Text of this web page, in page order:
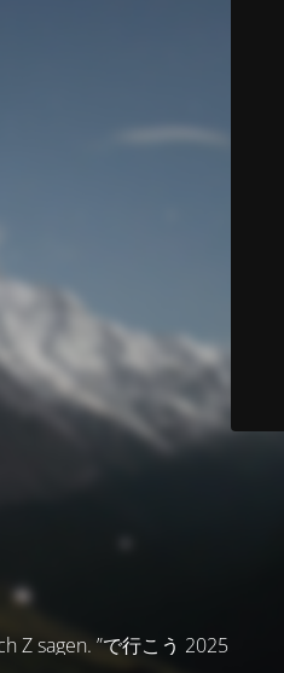
Z sagen. ”で行こう 2025